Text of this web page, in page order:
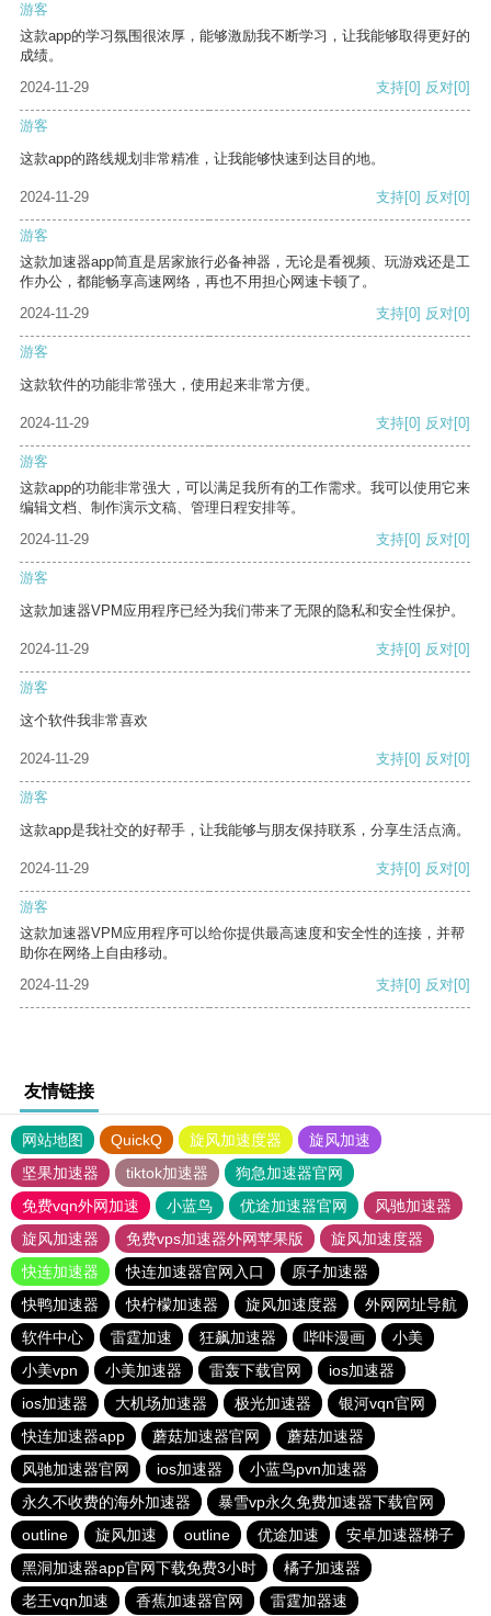
游客
这款app的学习氛围很浓厚，能够激励我不断学习，让我能够取得更好的
成绩。
2024-11-29
支持[0] 反对[0]
游客
这款app的路线规划非常精准，让我能够快速到达目的地。
2024-11-29 支持[0] 反对[0]
游客
这款加速器app简直是居家旅行必备神器，无论是看视频、玩游戏还是工
作办公，都能畅享高速网络，再也不用担心网速卡顿了。
2024-11-29
支持[0] 反对[0]
游客
这款软件的功能非常强大，使用起来非常方便。
2024-11-29 支持[0] 反对[0]
游客
这款app的功能非常强大，可以满足我所有的工作需求。我可以使用它来
编辑文档、制作演示文稿、管理日程安排等。
2024-11-29
支持[0] 反对[0]
游客
这款加速器VPM应用程序已经为我们带来了无限的隐私和安全性保护。
2024-11-29 支持[0] 反对[0]
游客
这个软件我非常喜欢
2024-11-29 支持[0] 反对[0]
游客
这款app是我社交的好帮手，让我能够与朋友保持联系，分享生活点滴。
2024-11-29 支持[0] 反对[0]
游客
这款加速器VPM应用程序可以给你提供最高速度和安全性的连接，并帮
助你在网络上自由移动。
2024-11-29
支持[0] 反对[0]
友情链接
网站地图 QuickQ 旋风加速度器
旋风加速
坚果加速器
tiktok加速器
狗急加速器官网
免费vqn外网加速
小蓝鸟 优途加速器官网
风驰加速器
旋风加速器
免费vps加速器外网苹果版
旋风加速度器
快连加速器
快连加速器官网入口
原子加速器
快鸭加速器
快柠檬加速器 旋风加速度器
外网网址导航
软件中心
雷霆加速 狂飙加速器 哔咔漫画
小美
小美vpn
小美加速器 雷轰下载官网
ios加速器
ios加速器
大机场加速器 极光加速器
银河vqn官网
快连加速器app
蘑菇加速器官网
蘑菇加速器
风驰加速器官网
ios加速器
小蓝鸟pvn加速器
永久不收费的海外加速器
暴雪vp永久免费加速器下载官网
outline
旋风加速 outline 优途加速
安卓加速器梯子
黑洞加速器app官网下载免费3小时
橘子加速器
老王vqn加速
香蕉加速器官网 雷霆加器速